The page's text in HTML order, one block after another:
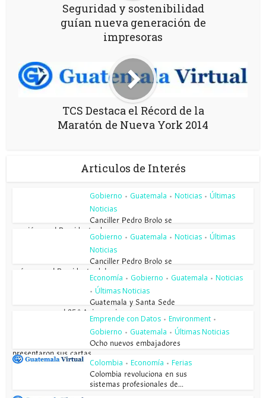
Seguridad y sostenibilidad
guían nueva generación de
impresoras
TCS Destaca el Récord de la
Maratón de Nueva York 2014
Articulos de Interés
Gobierno • Guatemala • Noticias • Últimas
Noticias
Canciller Pedro Brolo se
reunió con el Presidente de...
Gobierno • Guatemala • Noticias • Últimas
Noticias
Canciller Pedro Brolo se
reúne con el Presidente del...
Economía • Gobierno • Guatemala • Noticias
• Últimas Noticias
Guatemala y Santa Sede
conmemoran el 85.º Aniversario...
Emprende con Datos • Environment •
Gobierno • Guatemala • Últimas Noticias
Ocho nuevos embajadores
presentaron sus cartas...
Colombia • Economía • Ferias
Colombia revoluciona en sus
sistemas profesionales de...